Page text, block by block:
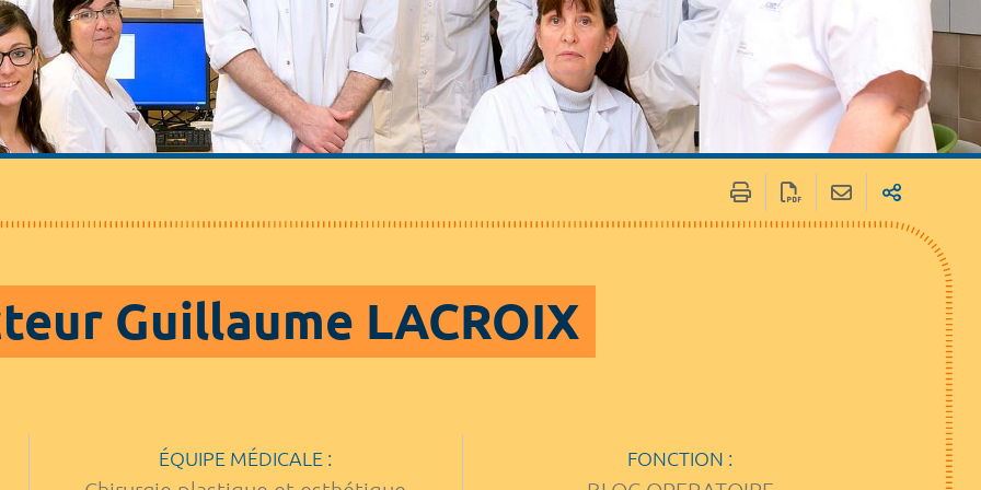
Guillaume LACROIX
ÉQUIPE MÉDICALE : FONCTION :